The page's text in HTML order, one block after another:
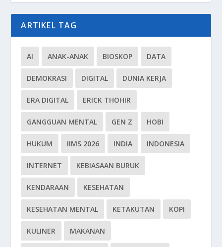
ARTIKEL TAG
AI ANAK-ANAK BIOSKOP DATA
DEMOKRASI DIGITAL DUNIA KERJA
ERA DIGITAL ERICK THOHIR
GANGGUAN MENTAL GEN Z HOBI
HUKUM IIMS 2026 INDIA INDONESIA
INTERNET KEBIASAAN BURUK
KENDARAAN KESEHATAN
KESEHATAN MENTAL KETAKUTAN KOPI
KULINER MAKANAN